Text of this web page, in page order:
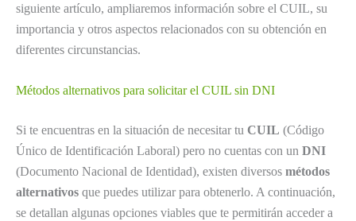
siguiente artículo, ampliaremos información sobre el CUIL, su
importancia y otros aspectos relacionados con su obtención en
diferentes circunstancias.
Métodos alternativos para solicitar el CUIL sin DNI
Si te encuentras en la situación de necesitar tu CUIL (Código
Único de Identificación Laboral) pero no cuentas con un DNI
(Documento Nacional de Identidad), existen diversos métodos
alternativos que puedes utilizar para obtenerlo. A continuación,
se detallan algunas opciones viables que te permitirán acceder a